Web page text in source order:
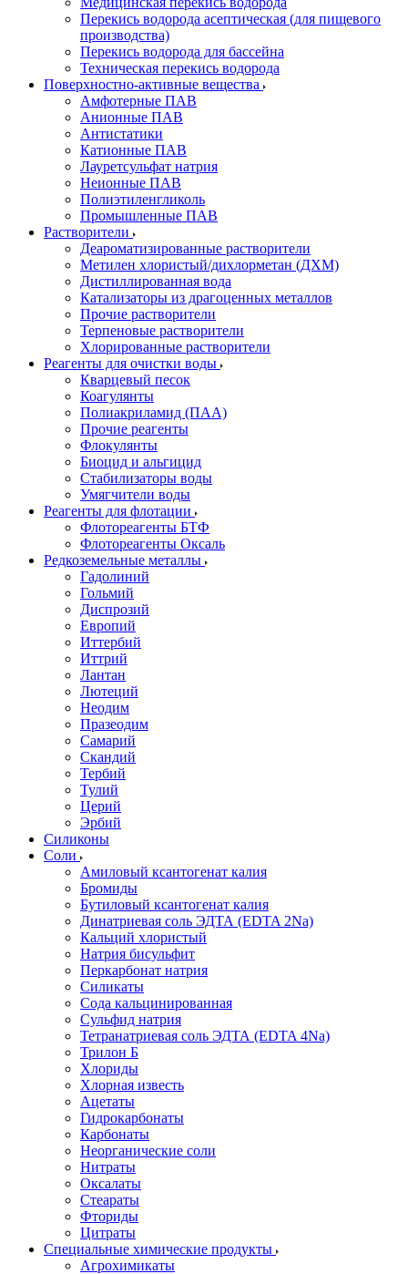
Перекись водорода асептическая (для пищевого
производства)
Перекись водорода для бассейна
Техническая перекись водорода
Поверхностно-активные вещества
Амфотерные ПАВ
Анионные ПАВ
Антистатики
Катионные ПАВ
Лауретсульфат натрия
Неионные ПАВ
Полиэтиленгликоль
Промышленные ПАВ
Растворители
Деароматизированные растворители
Метилен хлористый/дихлорметан (ДХМ)
Дистиллированная вода
Катализаторы из драгоценных металлов
Прочие растворители
Терпеновые растворители
Хлорированные растворители
Реагенты для очистки воды
Кварцевый песок
Коагулянты
Полиакриламид (ПАА)
Прочие реагенты
Флокулянты
Биоцид и альгицид
Стабилизаторы воды
Умягчители воды
Реагенты для флотации
Флотореагенты БТФ
Флотореагенты Оксаль
Редкоземельные металлы
Гадолиний
Гольмий
Диспрозий
Европий
Иттербий
Иттрий
Лантан
Лютеций
Неодим
Празеодим
Самарий
Скандий
Тербий
Тулий
Церий
Эрбий
Силиконы
Соли
Амиловый ксантогенат калия
Бромиды
Бутиловый ксантогенат калия
Динатриевая соль ЭДТА (EDTA 2Na)
Кальций хлористый
Натрия бисульфит
Перкарбонат натрия
Силикаты
Сода кальцинированная
Сульфид натрия
Тетранатриевая соль ЭДТА (EDTA 4Na)
Трилон Б
Хлориды
Хлорная известь
Ацетаты
Гидрокарбонаты
Карбонаты
Неорганические соли
Нитраты
Оксалаты
Стеараты
Фториды
Цитраты
Специальные химические продукты
Агрохимикаты